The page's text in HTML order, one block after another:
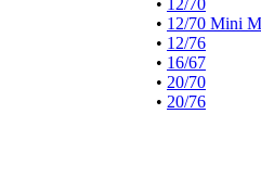
• 12/70
• 12/70 Mini
• 12/76
• 16/67
• 20/70
• 20/76